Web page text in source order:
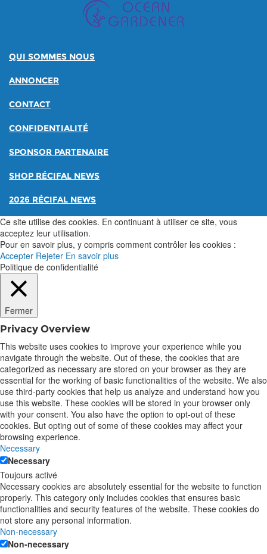
QUI SOMMES NOUS
ANNONCER
CONTACT
CONFIDENTIALITÉ
SPONSOR PARTENAIRE
SHOP RÉCIFAL NEWS
2026 RÉCIFAL NEWS
Ce site utilise des cookies. En continuant à utiliser ce site, vous
acceptez leur utilisation.
Pour en savoir plus, y compris comment contrôler les cookies :
Accepter Rejeter En savoir plus
Politique de confidentialité
Fermer
Privacy Overview
This website uses cookies to improve your experience while you
navigate through the website. Out of these, the cookies that are
categorized as necessary are stored on your browser as they are
essential for the working of basic functionalities of the website. We also
use third-party cookies that help us analyze and understand how you
use this website. These cookies will be stored in your browser only
with your consent. You also have the option to opt-out of these
cookies. But opting out of some of these cookies may affect your
browsing experience.
Necessary
Necessary
Toujours activé
Necessary cookies are absolutely essential for the website to function
properly. This category only includes cookies that ensures basic
functionalities and security features of the website. These cookies do
not store any personal information.
Non-necessary
Non-necessary